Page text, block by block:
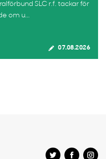
SLC r.f. tackar för
om u...
07.08.2026